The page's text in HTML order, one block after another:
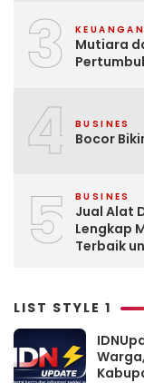
3 KEUANGAN
Mutiara
4 BUSINES
Bocor
5 BUSINES
Jual Alat
Lengkap
Terbaik
LIST STYLE 1